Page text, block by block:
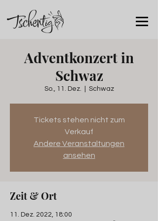
Adventkonzert in
Schwaz
So., 11. Dez. Schwaz
Tickets stehen nicht zum
Verkauf
Andere Veranstaltungen
ansehen
Zeit & Ort
11. Dez. 2022, 18:00